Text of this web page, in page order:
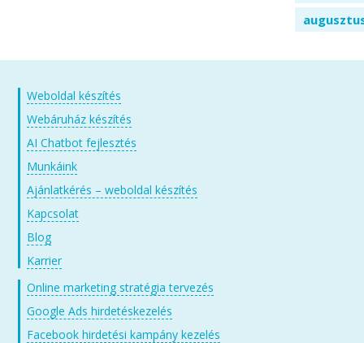
Weboldal készítés
Webáruház készítés
AI Chatbot fejlesztés
Munkáink
Ajánlatkérés – weboldal készítés
Kapcsolat
Blog
Karrier
Online marketing stratégia tervezés
Google Ads hirdetéskezelés
Facebook hirdetési kampány kezelés